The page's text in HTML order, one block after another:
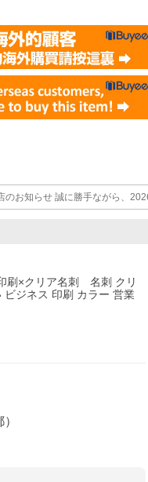
お知らせ 誠に勝手ながら、
了いたします。 今までご愛顧
刷×クリア名刺 名刺 クリ
ビジネス 印刷 カラー 営業
）